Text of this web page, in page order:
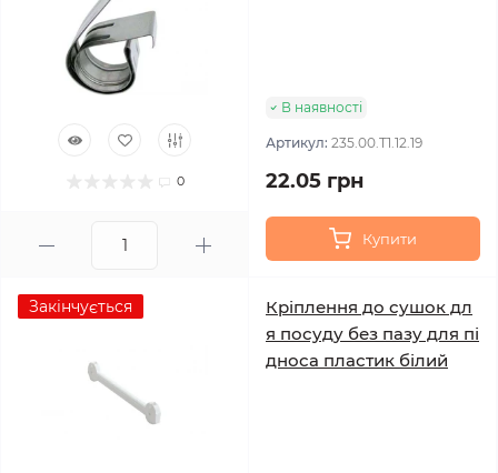
0
В наявності
Артикул: 235.00.T1.12.19
22.05 грн
Купити
Закінчується
Кріплення до сушок дл
я посуду без пазу для пі
дноса пластик білий